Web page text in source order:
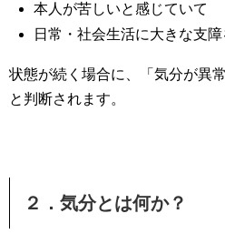
本人が苦しいと感じていて
日常・社会生活に大きな支
状態が続く場合に、「気分が異
と判断されます。
２．気分とは何か？